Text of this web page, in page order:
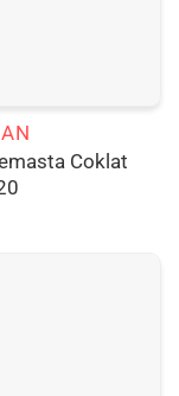
Coklat